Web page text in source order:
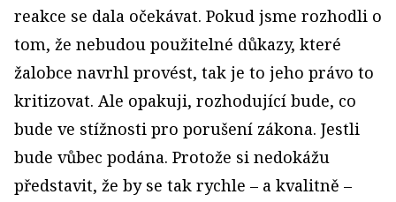
reakce se dala očekávat. Pokud jsme rozhodli o
tom, že nebudou použitelné důkazy, které
žalobce navrhl provést, tak je to jeho právo to
kritizovat. Ale opakuji, rozhodující bude, co
bude ve stížnosti pro porušení zákona. Jestli
bude vůbec podána. Protože si nedokážu
představit, že by se tak rychle – a kvalitně –